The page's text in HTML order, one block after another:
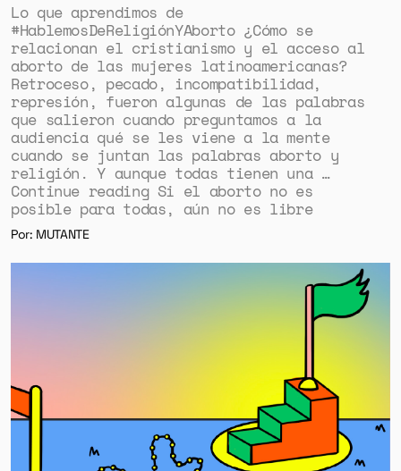
Lo que aprendimos de
#HablemosDeReligiónYAborto ¿Cómo se
relacionan el cristianismo y el acceso al
aborto de las mujeres latinoamericanas?
Retroceso, pecado, incompatibilidad,
represión, fueron algunas de las palabras
que salieron cuando preguntamos a la
audiencia qué se les viene a la mente
cuando se juntan las palabras aborto y
religión. Y aunque todas tienen una …
Continue reading Si el aborto no es
posible para todas, aún no es libre
Por: MUTANTE